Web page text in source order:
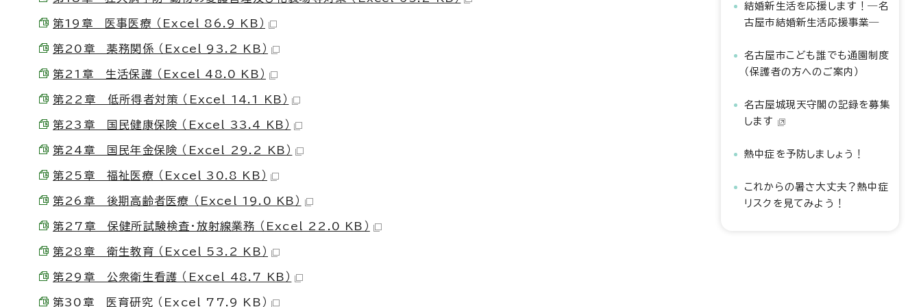
第19章 医事医療 （Excel 86.9 KB）
第20章 薬務関係 （Excel 93.2 KB）
第21章 生活保護 （Excel 48.0 KB）
第22章 低所得者対策 （Excel 14.1 KB）
第23章 国民健康保険 （Excel 33.4 KB）
第24章 国民年金保険 （Excel 29.2 KB）
第25章 福祉医療 （Excel 30.8 KB）
第26章 後期高齢者医療 （Excel 19.0 KB）
第27章 保健所試験検査・放射線業務 （Excel 22.0 KB）
第28章 衛生教育 （Excel 53.2 KB）
第29章 公衆衛生看護 （Excel 48.7 KB）
第30章 医育研究 （Excel 77.9 KB）
結婚新生活を応援します！―名
古屋市結婚新生活応援事業―
名古屋市こども誰でも通園制度
（保護者の方へのご案内）
名古屋城現天守閣の記録を募集
します
熱中症を予防しましょう！
これからの暑さ大丈夫？熱中症
リスクを見てみよう！